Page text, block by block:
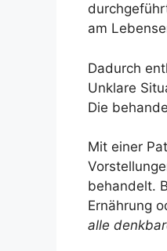
am
Dadurch
Unklare
Die
Mit einer
behandelt.
Ernährung
alle